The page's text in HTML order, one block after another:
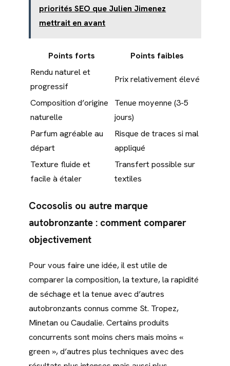
priorités SEO que Julien Jimenez
mettrait en avant
Points forts
Points faibles
Rendu naturel et
progressif
Prix relativement élevé
Composition d’origine
naturelle
Tenue moyenne (3-5
jours)
Parfum agréable au
départ
Risque de traces si mal
appliqué
Texture fluide et
facile à étaler
Transfert possible sur
textiles
Cocosolis ou autre marque
autobronzante : comment comparer
objectivement
Pour vous faire une idée, il est utile de
comparer la composition, la texture, la rapidité
de séchage et la tenue avec d’autres
autobronzants connus comme St. Tropez,
Minetan ou Caudalie. Certains produits
concurrents sont moins chers mais moins «
green », d’autres plus techniques avec des